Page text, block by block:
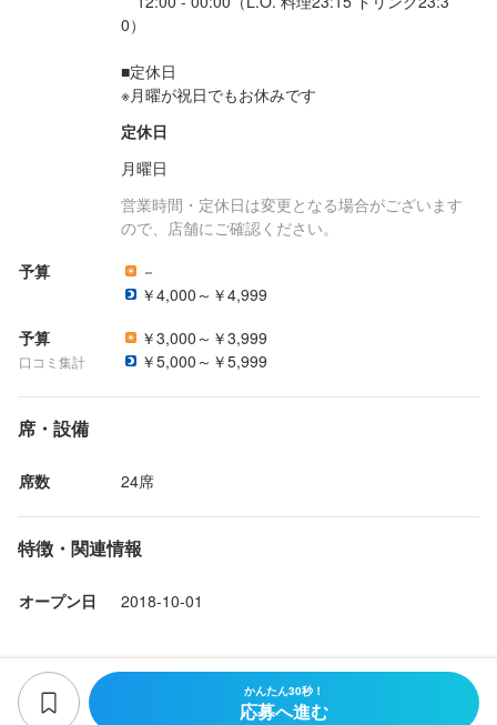
0）
■定休日
定休日
月曜日
営業時間・定休日は変更となる場合がございます
ので、店舗にご確認ください。
予算
－
￥4,000～￥4,999
予算
口コミ集計
￥3,000～￥3,999
￥5,000～￥5,999
席・設備
席数 24席
特徴・関連情報
オープン日 2018-10-01
かんたん30秒！
応募へ進む